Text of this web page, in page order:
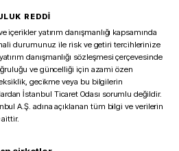
REDDİ
yatırım danışmanlığı kapsamında
durumunuz ile risk ve getiri tercihlerinize
danışmanlığı sözleşmesi çerçevesinde
ve güncelliği için azami özen
gecikme veya bu bilgilerin
İstanbul Ticaret Odası sorumlu değildir.
A.Ş. adına açıklanan tüm bilgi ve verilerin
aittir.